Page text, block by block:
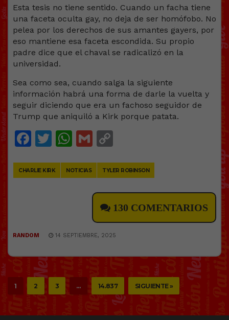
Esta tesis no tiene sentido. Cuando un facha tiene
una faceta oculta gay, no deja de ser homófobo. No
pelea por los derechos de sus amantes gayers, por
eso mantiene esa faceta escondida. Su propio
padre dice que el chaval se radicalizó en la
universidad.
Sea como sea, cuando salga la siguiente
información habrá una forma de darle la vuelta y
seguir diciendo que era un fachoso seguidor de
Trump que aniquiló a Kirk porque patata.
Facebook
Twitter
WhatsApp
Gmail
CHARLIE KIRK NOTICIAS TYLER ROBINSON
130 COMENTARIOS
RANDOM 14 SEPTIEMBRE, 2025
1 2 3 … 14.837 SIGUIENTE »